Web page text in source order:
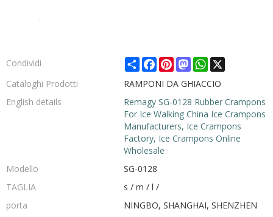
Condividi ShareFacebook
PinterestMastodonWhatsApp
X
Cataloghi Prodotti
RAMPONI DA GHIACCIO
English details
Remagy SG-0128 Rubber Crampons
For Ice Walking China Ice Crampons
Manufacturers, Ice Crampons
Factory, Ice Crampons Online
Wholesale
Modello
SG-0128
TAGLIA
s / m / l /
porta
NINGBO, SHANGHAI, SHENZHEN